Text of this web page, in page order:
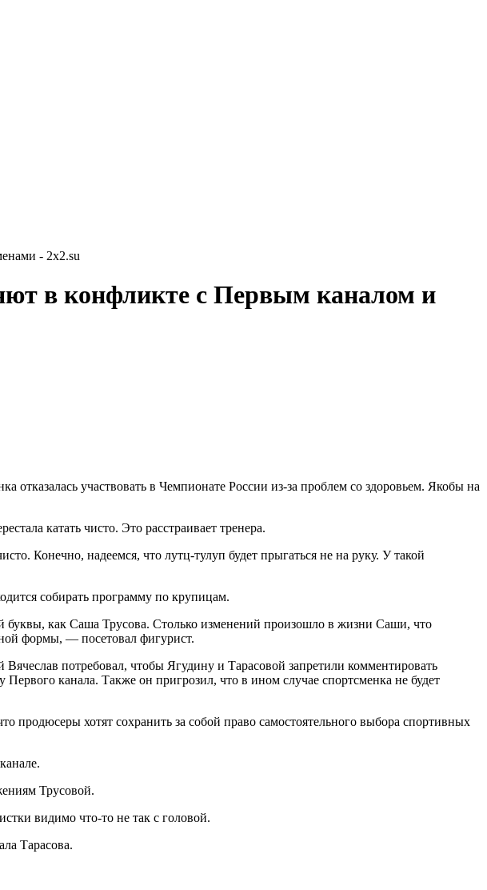
- 2x2.su
в конфликте с Первым каналом и
участвовать в Чемпионате России из-за проблем со здоровьем. Якобы на
катать чисто. Это расстраивает тренера.
Конечно, надеемся, что лутц-тулуп будет прыгаться не на руку. У такой
собирать программу по крупицам.
буквы, как Саша Трусова. Столько изменений произошло в жизни Саши, что
формы, — посетовал фигурист.
потребовал, чтобы Ягудину и Тарасовой запретили комментировать
канала. Также он пригрозил, что в ином случае спортсменка не будет
продюсеры хотят сохранить за собой право самостоятельного выбора спортивных
Трусовой.
видимо что-то не так с головой.
Тарасова.